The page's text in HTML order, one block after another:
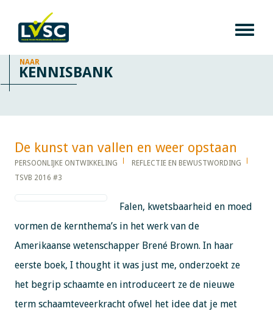
NAAR
KENNISBANK
De kunst van vallen en weer opstaan​​​​​​
PERSOONLIJKE ONTWIKKELING
REFLECTIE EN BEWUSTWORDING
TSVB 2016 #3
Falen, kwetsbaarheid en moed
vormen de kernthema’s in het werk van de
Amerikaanse wetenschapper Brené Brown. In haar
eerste boek, I thought it was just me, onderzoekt ze
het begrip schaamte en introduceert ze de nieuwe
term schaamteveerkracht ofwel het idee dat je met